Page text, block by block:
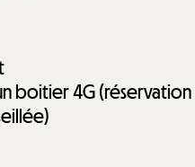
boitier 4G (réservation